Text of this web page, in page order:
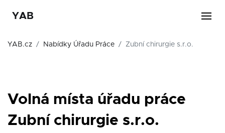
YAB
YAB.cz Nabídky Úřadu Práce Zubní chirurgie s.r.o.
Volná místa úřadu práce
Zubní chirurgie s.r.o.